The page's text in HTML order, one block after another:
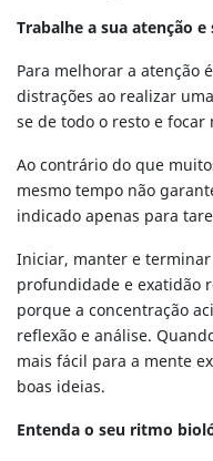
Trabalhe a sua atenção
Para melhorar a atenção
distrações ao realizar
se de todo o resto e
Ao contrário do que
mesmo tempo não
indicado apenas para
Iniciar, manter e
profundidade e exatidão
porque a concentração
reflexão e análise.
mais fácil para a mente
boas ideias.
Entenda o seu ritmo